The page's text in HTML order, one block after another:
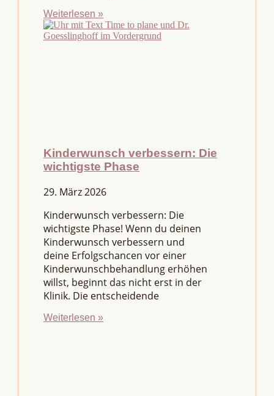
Weiterlesen »
Kinderwunsch verbessern: Die
wichtigste Phase
29. März 2026
Kinderwunsch verbessern: Die
wichtigste Phase! Wenn du deinen
Kinderwunsch verbessern und
deine Erfolgschancen vor einer
Kinderwunschbehandlung erhöhen
willst, beginnt das nicht erst in der
Klinik. Die entscheidende
Weiterlesen »